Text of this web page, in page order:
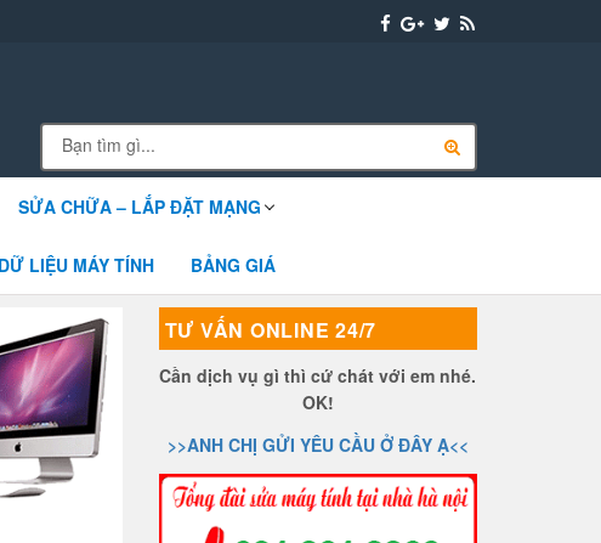
SỬA CHỮA – LẮP ĐẶT MẠNG
LIỆU MÁY TÍNH BẢNG GIÁ
TƯ VẤN ONLINE 24/7
Cần dịch vụ gì thì cứ chát với em nhé.
OK!
>>ANH CHỊ GỬI YÊU CẦU Ở ĐÂY Ạ<<